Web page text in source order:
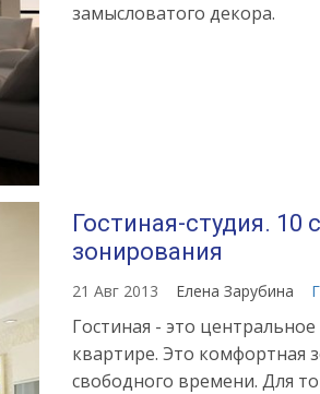
замысловатого декора.
Гостиная-студия. 10
зонирования
21 Авг 2013 Елена Зарубина
Гостиная - это
квартире. Это комфортная
свободного времени. Для